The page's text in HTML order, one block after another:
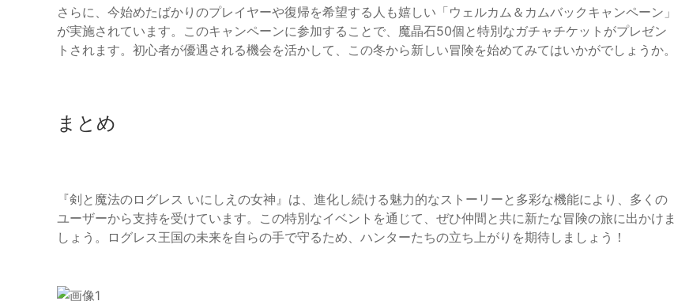
さらに、今始めたばかりのプレイヤーや復帰を希望する人も嬉しい「ウェルカム＆カムバックキャンペーン」
が実施されています。このキャンペーンに参加することで、魔晶石50個と特別なガチャチケットがプレゼン
トされます。初心者が優遇される機会を活かして、この冬から新しい冒険を始めてみてはいかがでしょうか。
まとめ
『剣と魔法のログレス いにしえの女神』は、進化し続ける魅力的なストーリーと多彩な機能により、多くの
ユーザーから支持を受けています。この特別なイベントを通じて、ぜひ仲間と共に新たな冒険の旅に出かけま
しょう。ログレス王国の未来を自らの手で守るため、ハンターたちの立ち上がりを期待しましょう！